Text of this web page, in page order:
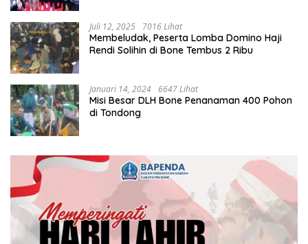
Juli 12, 2025 7016 Lihat
Membeludak, Peserta Lomba Domino Haji
Rendi Solihin di Bone Tembus 2 Ribu
Januari 14, 2024 6647 Lihat
Misi Besar DLH Bone Penanaman 400 Pohon
di Tondong